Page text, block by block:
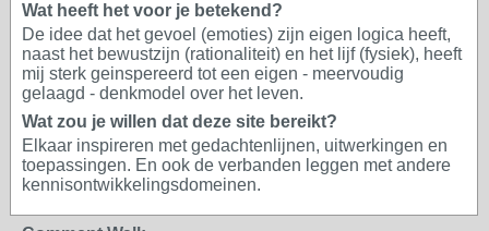
Wat heeft het voor je betekend?
De idee dat het gevoel (emoties) zijn eigen logica heeft,
naast het bewustzijn (rationaliteit) en het lijf (fysiek), heeft
mij sterk geinspereerd tot een eigen - meervoudig
gelaagd - denkmodel over het leven.
Wat zou je willen dat deze site bereikt?
Elkaar inspireren met gedachtenlijnen, uitwerkingen en
toepassingen. En ook de verbanden leggen met andere
kennisontwikkelingsdomeinen.